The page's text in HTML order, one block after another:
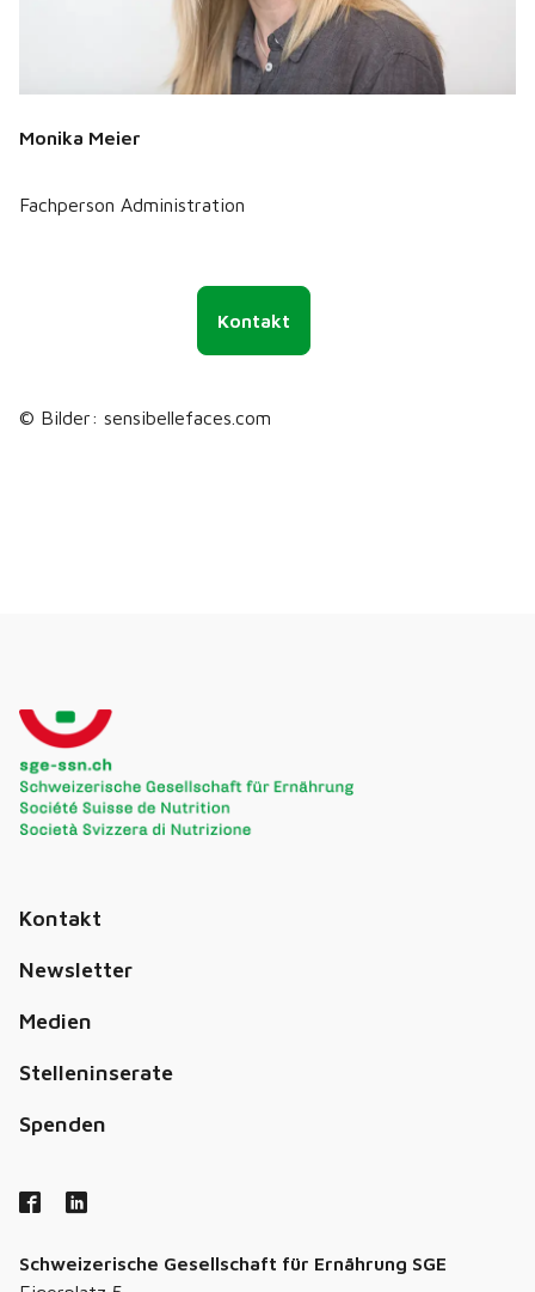
Monika Meier
Fachperson Administration
Kontakt
© Bilder: sensibellefaces.com
Kontakt
Newsletter
Medien
Stelleninserate
Spenden
Schweizerische Gesellschaft für Ernährung SGE